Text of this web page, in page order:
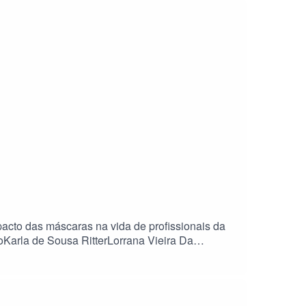
das máscaras na vida de profissionais da
de Sousa RitterLorrana Vieira Da
Fonseca Sartori Pesquisa
MoraesEdson Corrêia Viana NetoKarla de
Entrevistados:Cidinha Vieira da